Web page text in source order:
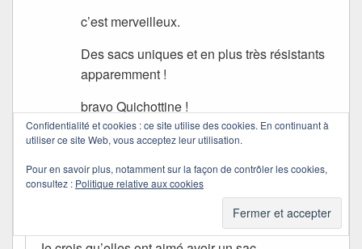
c’est merveilleux.
Des sacs uniques et en plus très résistants
apparemment !
bravo Quichottine !
christelle
Quichottine
a dit :
Confidentialité et cookies : ce site utilise des cookies. En continuant à
utiliser ce site Web, vous acceptez leur utilisation.
Pour en savoir plus, notamment sur la façon de contrôler les cookies,
consultez : Politique relative aux cookies